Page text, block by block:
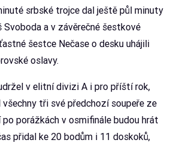
srbské trojce dal ještě půl minuty
a v závěrečné šestkové
šestce Nečase o desku uhájili
oslavy.
v elitní divizi A i pro příští rok,
tři své předchozí soupeře ze
porážkách v osmifinále budou hrát
přidal ke 20 bodům i 11 doskoků,